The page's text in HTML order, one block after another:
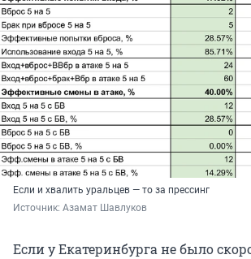
Если и хвалить уральцев — то за прессинг
Источник: Азамат Шавлуков
Если у Екатеринбурга не было